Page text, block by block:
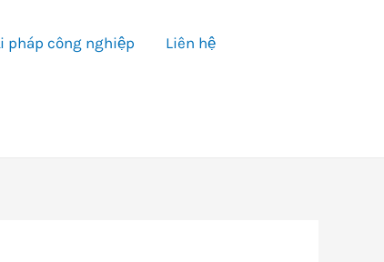
pháp công nghiệp Liên hệ